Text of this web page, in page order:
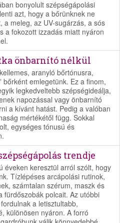
bonyolult szépségápolási
azt, hogy a bőrünknek ne
a meleg, az UV-sugárzás, a sós
a fokozott izzadás miatt nyáron
önbarnító nélkül
aranyló bőrtónusra,
bőrként emlegetünk. Ez a finom,
legkedveltebb szépségideálja,
napozással vagy önbarnító
a kívánt hatást. Pedig a valóban
mértékétől függ. Sokkal
egységes tónusú és
trendje
éveken keresztül arról szólt, hogy
Tízlépéses arcápolási rutinok,
számtalan szérum, maszk és
fürdőszobák polcait. Az utóbbi
a letisztultabb,
különösen nyáron. A forró